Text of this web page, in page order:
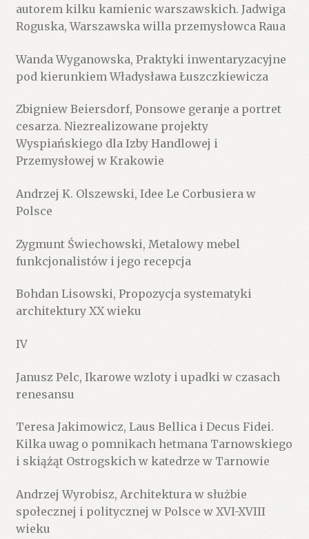
autorem kilku kamienic warszawskich. Jadwiga
Roguska, Warszawska willa przemysłowca Raua
Wanda Wyganowska, Praktyki inwentaryzacyjne
pod kierunkiem Władysława Łuszczkiewicza
Zbigniew Beiersdorf, Ponsowe geranje a portret
cesarza. Niezrealizowane projekty
Wyspiańskiego dla Izby Handlowej i
Przemysłowej w Krakowie
Andrzej K. Olszewski, Idee Le Corbusiera w
Polsce
Zygmunt Świechowski, Metalowy mebel
funkcjonalistów i jego recepcja
Bohdan Lisowski, Propozycja systematyki
architektury XX wieku
IV
Janusz Pelc, Ikarowe wzloty i upadki w czasach
renesansu
Teresa Jakimowicz, Laus Bellica i Decus Fidei.
Kilka uwag o pomnikach hetmana Tarnowskiego
i skiążąt Ostrogskich w katedrze w Tarnowie
Andrzej Wyrobisz, Architektura w służbie
społecznej i politycznej w Polsce w XVI-XVIII
wieku